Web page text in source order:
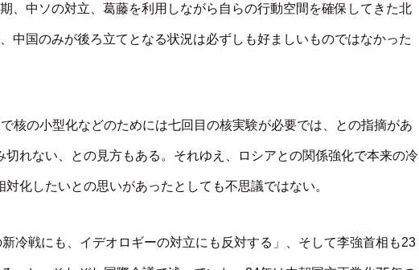
、中ソの対立、葛藤を利用しながら自らの行動空間を確保してきた北
中国のみが後ろ立てとなる状況は必ずしも好ましいものではなかった
核の小型化などのためには七回目の核実験が必要では、との指摘があ
れない、との見方もある。それゆえ、ロシアとの関係強化で本来の冷
化したいとの思いがあったとしても不思議ではない。
冷戦にも、イデオロギーの対立にも反対する」、そして李強首相も23